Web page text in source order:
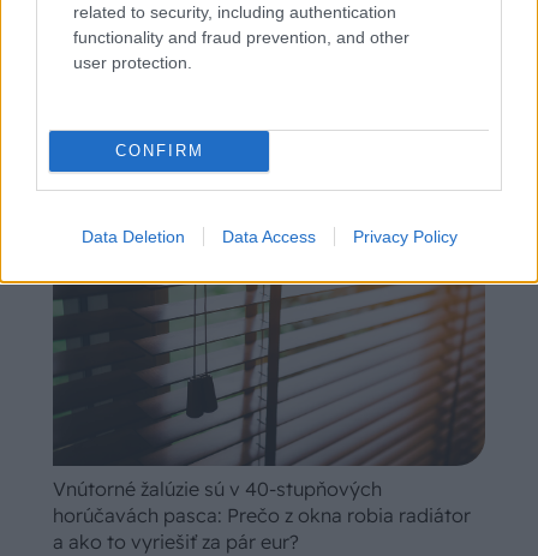
related to security, including authentication
functionality and fraud prevention, and other
user protection.
CONFIRM
Data Deletion Data Access Privacy Policy
Rekonštrukcia bytu
Bytové jadro
Vnútorné žalúzie sú v 40-stupňových
horúčavách pasca: Prečo z okna robia radiátor
a ako to vyriešiť za pár eur?